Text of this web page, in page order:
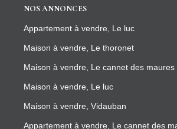
NOS ANNONCES
Appartement à vendre, Le luc
Maison à vendre, Le thoronet
Maison à vendre, Le cannet des maures
Maison à vendre, Le luc
Maison à vendre, Vidauban
Appartement à vendre, Le cannet des